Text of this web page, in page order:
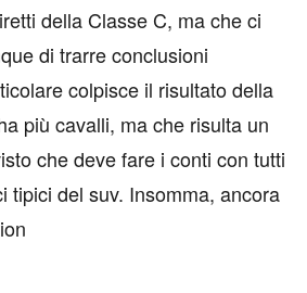
della Classe C, ma che ci
di trarre conclusioni
colpisce il risultato della
più cavalli, ma che risulta un
che deve fare i conti con tutti
tipici del suv. Insomma, ancora